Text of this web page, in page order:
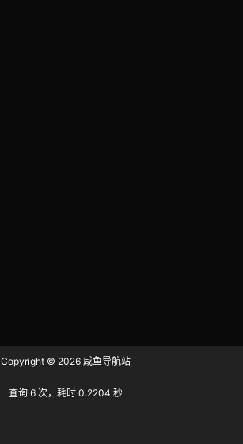
Copyright © 2026 咸鱼导航站
查询 6 次，耗时 0.2204 秒